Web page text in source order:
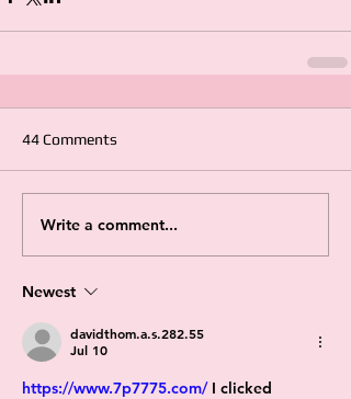
44 Comments
Write a comment...
Newest
davidthom.a.s.282.55
Jul 10
https://www.7p7775.com/ I clicked